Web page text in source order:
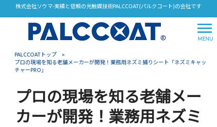
株式会社ソウマ-実績と信頼の光触媒技術PALCCOAT(パルクコート)の会社です
MENU
PALCCOATトップ
>
プロの現場を知る老舗メーカーが開発！業務用ネズミ捕りシート「ネズミキャッ
チャーPRO」
プロの現場を知る老舗メー
カーが開発！業務用ネズミ